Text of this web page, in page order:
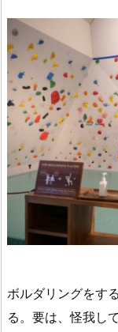
ボルダリングをす
る。要は、怪我し